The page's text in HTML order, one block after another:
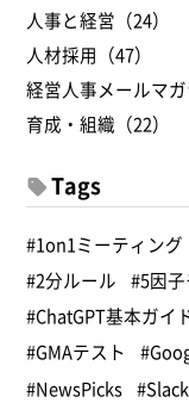
人事と経営（24）
人材採用（47）
経営人事メールマガ
育成・組織（22）
Tags
#1on1ミーティング
#2分ルール
#5因
#ChatGPT基本ガイ
#GMAテスト
#NewsPicks #Slack